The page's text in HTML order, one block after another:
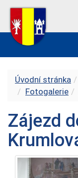
Úvodní stránka
Fotogalerie
Zájezd